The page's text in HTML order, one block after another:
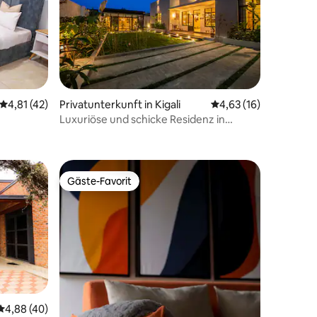
Bewertungen
Durchschnittliche Bewertung: 4,81 von 5, 42 Bewertungen
4,81 (42)
Privatunterkunft in Kigali Durchschnittliche
4,63 (16)
Luxuriöse und schicke Residenz in
Bewertung: 4,88 von 5, 40 Bewertungen
4,88 (40)
Gäste-Favorit
Gäste-Favorit